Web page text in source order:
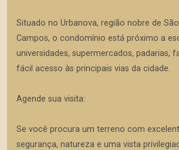
Situado no Urbanova, região nobre de
Campos, o condomínio está próximo a
universidades, supermercados, padarias,
fácil acesso às principais vias da cidade.
Agende sua visita:
Se você procura um terreno com
segurança, natureza e uma vista